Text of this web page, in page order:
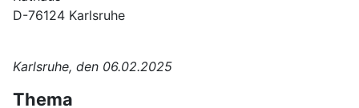
D-76124 Karlsruhe
Karlsruhe, den 06.02.2025
Thema